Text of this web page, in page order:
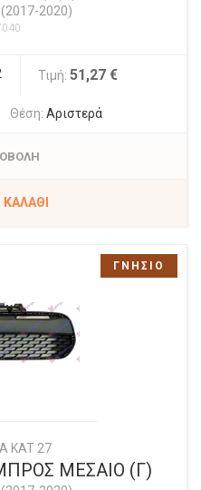
2020)
Τιμή: 51,27 €
Θέση: Αριστερά
KAT 27
ΜΕΣΑΙΟ (Γ)
ΓΝΗΣΙΟ